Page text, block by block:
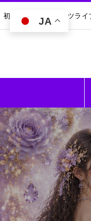
初回30分無料｜ダーツラ
JA